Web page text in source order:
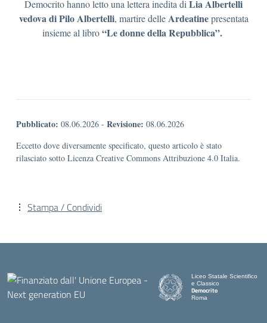
Democrito hanno letto una lettera inedita di Lia Albertelli
vedova di Pilo Albertelli, martire delleArdeatinepresentata
insieme al libro“Le donne della Repubblica”.
Pubblicato: 08.06.2026 - Revisione: 08.06.2026
Eccetto dove diversamente specificato, questo articolo è stato
rilasciato sotto Licenza Creative Commons Attribuzione 4.0 Italia.
Stampa / Condividi
Liceo Statale Scientifico
e Classico
Democrito
Roma